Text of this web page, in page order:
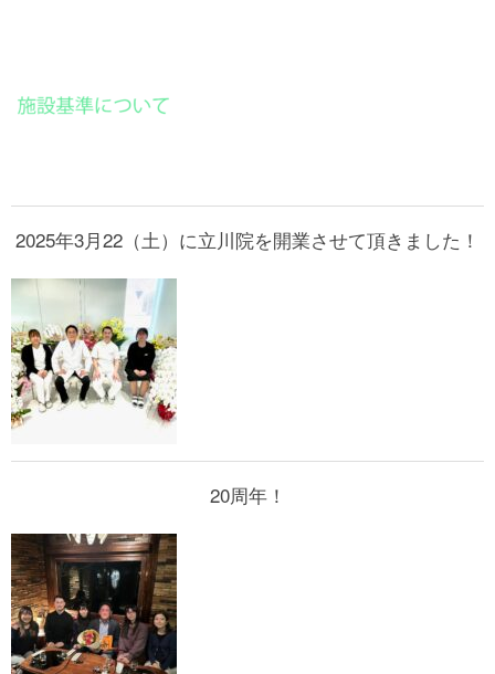
2025年3月22（土）に立川院を開業させて頂きました！
20周年！